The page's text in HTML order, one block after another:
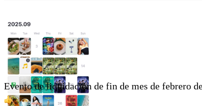
Evento de liquidación de fin de mes de febrero
2